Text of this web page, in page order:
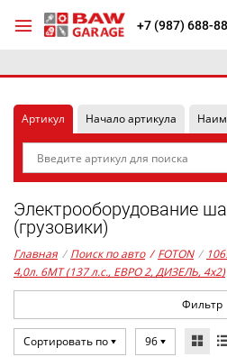
+7 (987) 688-
Артикул Начало артикула
Электрооборудование
(грузовики)
Главная / Поиск по авто / FOTON /
4,0л. 6MT (137 л.с., ЕВРО 2, ДИЗЕЛЬ, 4x2)
Фильтр
Сортировать по 96